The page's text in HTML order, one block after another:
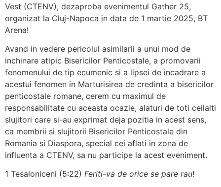
Vest (CTENV), dezaproba evenimentul Gather 25,
organizat la Cluj-Napoca in data de 1 martie 2025, BT
Arena!
Avand in vedere pericolul asimilarii a unui mod de
inchinare atipic Bisericilor Penticostale, a promovarii
fenomenului de tip ecumenic si a lipsei de incadrare a
acestui fenomen in Marturisirea de credinta a bisericilor
penticostale romane, cerem cu maximul de
responsabilitate cu aceasta ocazie, alaturi de toti ceilalti
slujitori care si-au exprimat deja pozitia in acest sens,
ca membrii si slujitorii Bisericilor Penticostale din
Romania si Diaspora, special cei aflati in zona de
influenta a CTENV, sa nu participe la acest eveniment.
1 Tesaloniceni (5:22) Feriti-va de orice se pare rau!